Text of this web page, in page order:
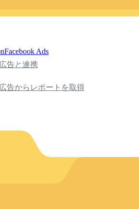
Facebook Ads
告と連携
告からレポートを取得